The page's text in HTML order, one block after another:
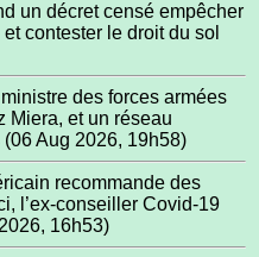
un décret censé empêcher
contester le droit du sol
des forces armées
Miera, et un réseau
(06 Aug 2026, 19h58)
recommande des
l’ex-conseiller Covid-19
16h53)